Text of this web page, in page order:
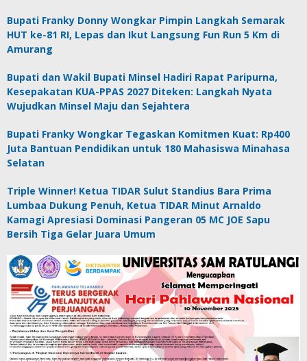
Bupati Franky Donny Wongkar Pimpin Langkah Semarak
HUT ke-81 RI, Lepas dan Ikut Langsung Fun Run 5 Km di
Amurang
Bupati dan Wakil Bupati Minsel Hadiri Rapat Paripurna,
Kesepakatan KUA-PPAS 2027 Diteken: Langkah Nyata
Wujudkan Minsel Maju dan Sejahtera
Bupati Franky Wongkar Tegaskan Komitmen Kuat: Rp400
Juta Bantuan Pendidikan untuk 180 Mahasiswa Minahasa
Selatan
Triple Winner! Ketua TIDAR Sulut Standius Bara Prima
Lumbaa Dukung Penuh, Ketua TIDAR Minut Arnaldo
Kamagi Apresiasi Dominasi Pangeran 05 MC JOE Sapu
Bersih Tiga Gelar Juara Umum